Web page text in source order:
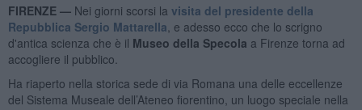
FIRENZE — Nei giorni scorsi la visita del presidente della
Repubblica Sergio Mattarella , e adesso ecco che lo scrigno
d'antica scienza che è il Museo della Specola a Firenze torna ad
accogliere il pubblico.
Ha riaperto nella storica sede di via Romana una delle eccellenze
del Sistema Museale dell’Ateneo fiorentino, un luogo speciale nella